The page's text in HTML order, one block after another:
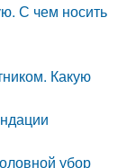
С чем носить
Какую
убор